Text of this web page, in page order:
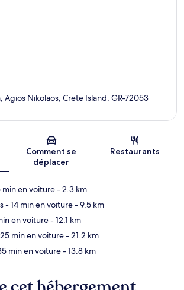
Carte
Agios Nikolaos, Crete Island, GR-72053
Comment se
déplacer
Restaurants
min en voiture- 2.3 km
- 14 min en voiture- 9.5 km
en voiture- 12.1 km
min en voiture- 21.2 km
min en voiture- 13.8 km